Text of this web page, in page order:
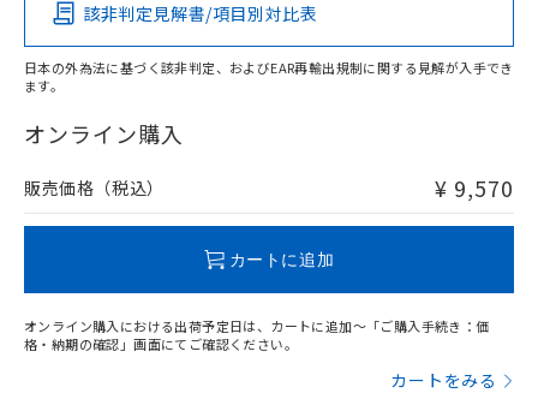
O
在庫等で未対応品が混在する可能性があります。
問い合わせください。
該非判定見解書/項目別対比表
日本の外為法に基づく該非判定、およびEAR再輸出規制に関する見解が入手でき
ます。
オンライン購入
販売価格（税込） ¥ 9,570
カートに追加
オンライン購入における出荷予定日は、カートに追加～「ご購入手続き：価
格・納期の確認」画面にてご確認ください。
カートをみる